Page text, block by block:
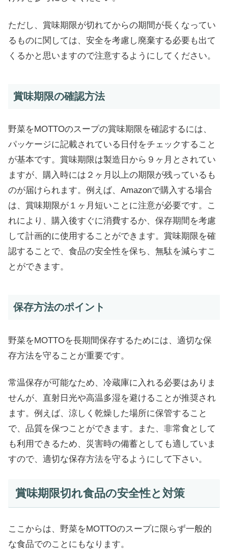
ただし、賞味期限が切れてからの期間が長くなってい
るものに関しては、安全を考慮し廃棄する必要も出て
くるかと思いますので注意するようにしてください。
賞味期限の確認方法
野菜をMOTTOのスープの賞味期限を確認するには、
パッケージに記載されている日付をチェックすること
が基本です。賞味期限は製造日から９ヶ月とされてい
ますが、購入時には２ヶ月以上の期限が残っているも
のが届けられます。例えば、Amazonで購入する場合
は、賞味期限が１ヶ月短いことに注意が必要です。こ
れにより、購入後すぐに消費するか、保存期間を考慮
して計画的に使用することができます。賞味期限を確
認することで、食品の安全性を保ち、無駄を減らすこ
とができます。
保存方法のポイント
野菜をMOTTOを長期間保存するためには、適切な保
存方法を守ることが重要です。
常温保存が可能なため、冷蔵庫に入れる必要はありま
せんが、直射日光や高温多湿を避けることが推奨され
ます。例えば、涼しく乾燥した場所に保管すること
で、品質を保つことができます。また、非常食として
も利用できるため、災害時の備蓄としても適していま
すので、適切な保存方法を守るようにして下さい。
賞味期限切れ食品の安全性と対策
ここからは、野菜をMOTTOのスープに限らず一般的
な食品でのことにもなります。